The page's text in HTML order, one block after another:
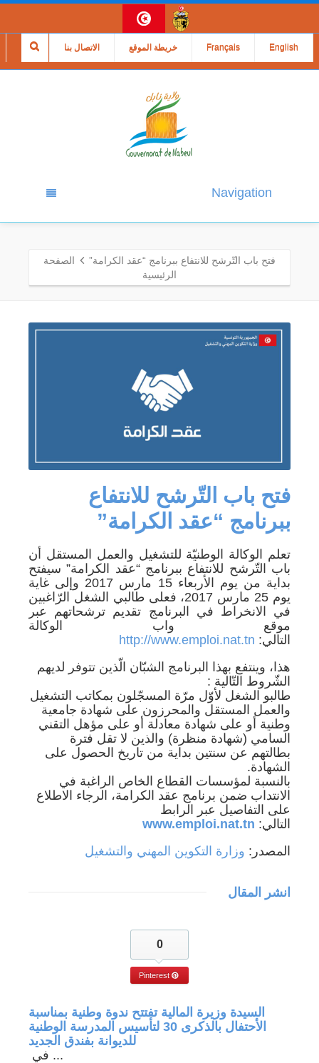
الاتصال بنا خريطة الموقع Français English
Navigation
فتح باب التّرشح للانتفاع ببرنامج “عقد الكرامة”
الصفحة
الرئيسية
فتح باب التّرشح للانتفاع
ببرنامج “عقد الكرامة”
تعلم الوكالة الوطنيّة للتشغيل والعمل المستقل أن
باب التّرشح للانتفاع ببرنامج “عقد الكرامة” سيفتح
بداية من يوم الأربعاء 15 مارس 2017 وإلى غاية
يوم 25 مارس 2017، فعلى طالبي الشغل الرّاغبين
في الانخراط في البرنامج تقديم ترشحاتهم عبر
موقع واب الوكالة
التالي: http://www.emploi.nat.tn
هذا، وينتفع بهذا البرنامج الشبّان الّذين تتوفر لديهم
الشّروط التّالية :
طالبو الشغل لأوّل مرّة المسجّلون بمكاتب التشغيل
والعمل المستقل والمحرزون على شهادة جامعية
وطنية أو على شهادة معادلة أو على مؤهل التقني
السامي (شهادة منظرة) والذين لا تقل فترة
بطالتهم عن سنتين بداية من تاريخ الحصول على
الشهادة.
بالنسبة لمؤسسات القطاع الخاص الراغبة في
الانتداب ضمن برنامج عقد الكرامة، الرجاء الاطلاع
على التفاصيل عبر الرابط
التالي: www.emploi.nat.tn
المصدر: وزارة التكوين المهني والتشغيل
انشر المقال
0
Pinterest
السيدة وزيرة المالية تفتتح ندوة وطنية بمناسبة
الأحتفال بالذكرى 30 لتأسيس المدرسة الوطنية
للديوانة بفندق الجديد
في ...